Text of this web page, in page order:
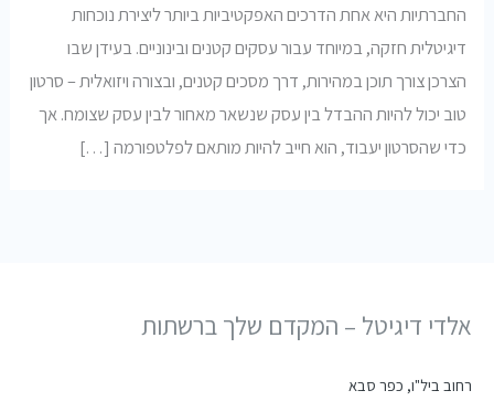
החברתיות היא אחת הדרכים האפקטיביות ביותר ליצירת נוכחות
דיגיטלית חזקה, במיוחד עבור עסקים קטנים ובינוניים. בעידן שבו
הצרכן צורך תוכן במהירות, דרך מסכים קטנים, ובצורה ויזואלית – סרטון
טוב יכול להיות ההבדל בין עסק שנשאר מאחור לבין עסק שצומח. אך
כדי שהסרטון יעבוד, הוא חייב להיות מותאם לפלטפורמה […]
אלדי דיגיטל – המקדם שלך ברשתות
רחוב ביל"ו, כפר סבא